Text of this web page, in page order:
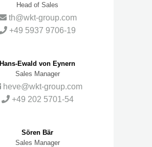
Head of Sales
th@wkt-group.com
+49 5937 9706-19
Hans-Ewald von Eynern
Sales Manager
heve@wkt-group.com
+49 202 5701-54
Sören Bär
Sales Manager